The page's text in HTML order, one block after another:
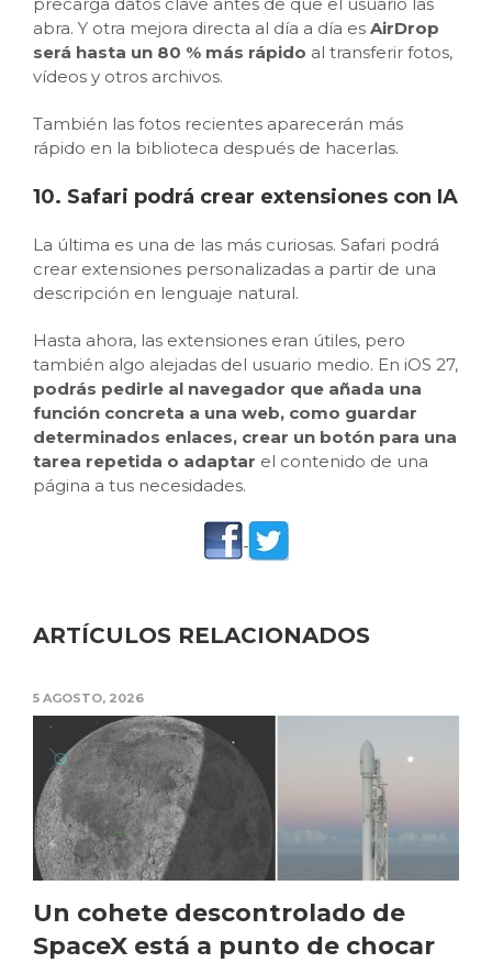
abra. Y otra mejora directa al día a día es AirDrop
será hasta un 80 % más rápido al transferir fotos,
vídeos y otros archivos.
También las fotos recientes aparecerán más
rápido en la biblioteca después de hacerlas.
10. Safari podrá crear extensiones con IA
La última es una de las más curiosas. Safari podrá
crear extensiones personalizadas a partir de una
descripción en lenguaje natural.
Hasta ahora, las extensiones eran útiles, pero
también algo alejadas del usuario medio. En iOS 27,
podrás pedirle al navegador que añada una
función concreta a una web, como guardar
determinados enlaces, crear un botón para una
tarea repetida o adaptar el contenido de una
página a tus necesidades.
ARTÍCULOS RELACIONADOS
5 AGOSTO, 2026
Un cohete descontrolado de
SpaceX está a punto de chocar